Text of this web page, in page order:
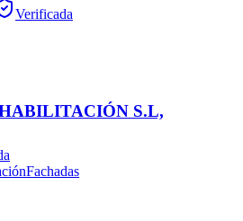
Verificada
S.L,
Fachadas